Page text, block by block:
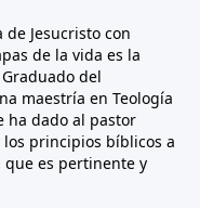
Jesucristo con
de la vida es la
del
maestría en Teología
ha dado al pastor
principios bíblicos a
es pertinente y